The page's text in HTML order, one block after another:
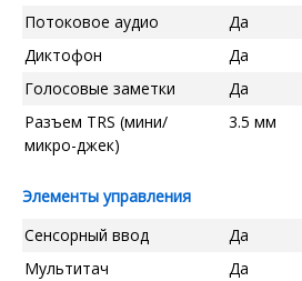
Потоковое аудио
Да
Диктофон
Да
Голосовые заметки
Да
Разъем TRS (мини/
микро-джек)
3.5 мм
Элементы управления
Сенсорный ввод
Да
Мультитач
Да